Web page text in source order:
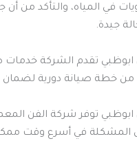
في المياه، والتأكد من
جيدة.
تقدم الشركة خدمات
من خطة صيانة دورية
توفر شركة الفن
المشكلة في أسرع وقت